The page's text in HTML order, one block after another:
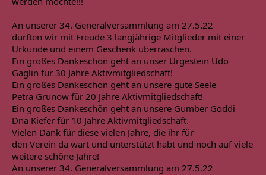
An unserer 34. Generalversammlung am 27.5.22
durften wir mit Freude 3 langjährige Mitglieder mit einer
Urkunde und einem Geschenk überraschen.
Ein großes Dankeschön geht an unser Urgestein Udo
Gaglin für 30 Jahre Aktivmitgliedschaft!
Ein großes Dankeschön geht an unsere gute Seele
Petra Grunow für 20 Jahre Aktivmitgliedschaft!
Ein großes Dankeschön geht an unsere Gumber Goddi
Dna Kiefer für 10 Jahre Aktivmitgliedschaft.
Vielen Dank für diese vielen Jahre, die ihr für
den Verein da wart und unterstützt habt und noch auf viele
weitere schöne Jahre!
An unserer 34. Generalversammlung am 27.5.22